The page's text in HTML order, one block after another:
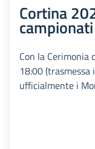
Cortina
Con la Cerimonia
18:00
ufficialmente i